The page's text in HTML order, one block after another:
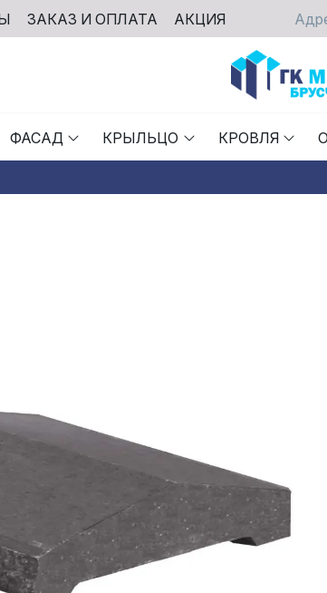
ЗАКАЗ И ОПЛАТА АКЦИЯ
ФАСАД КРЫЛЬЦО КРОВЛЯ